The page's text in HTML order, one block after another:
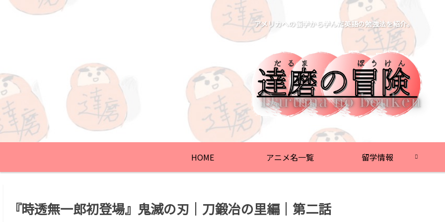
アメリカへの留学から学んだ英語の勉強法を紹介。
HOME アニメ名一覧 留学情報
『時透無一郎初登場』鬼滅の刃｜刀鍛冶の里編｜第二話